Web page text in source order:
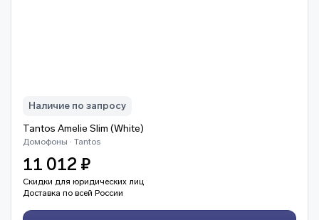
Наличие по запросу
Tantos Amelie Slim (White)
Домофоны · Tantos
11 012 ₽
Скидки для юридических лиц
Доставка по всей России